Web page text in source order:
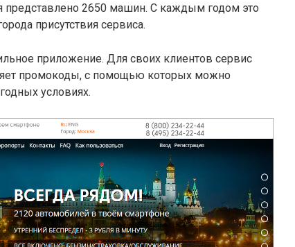
представлено 2650 машин. С каждым годом это
присутствия сервиса.
приложение. Для своих клиентов сервис
промокоды, с помощью которых можно
условиях.